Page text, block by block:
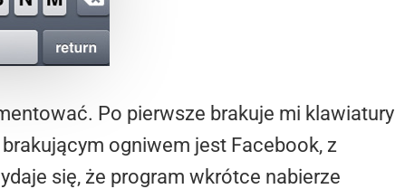
Po pierwsze brakuje mi klawiatury
ogniwem jest Facebook, z
się, że program wkrótce nabierze